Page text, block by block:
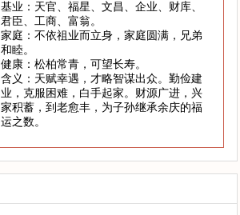
基业：天官、福星、文昌、企业、财库、
君臣、工商、富翁。
家庭：不依祖业而立身，家庭圆满，兄弟
和睦。
健康：松柏常青，可望长寿。
含义：天赋幸遇，才略智谋出众。勤俭建
业，克服困难，白手起家。财源广进，兴
家积蓄，到老愈丰，为子孙继承余庆的福
运之数。